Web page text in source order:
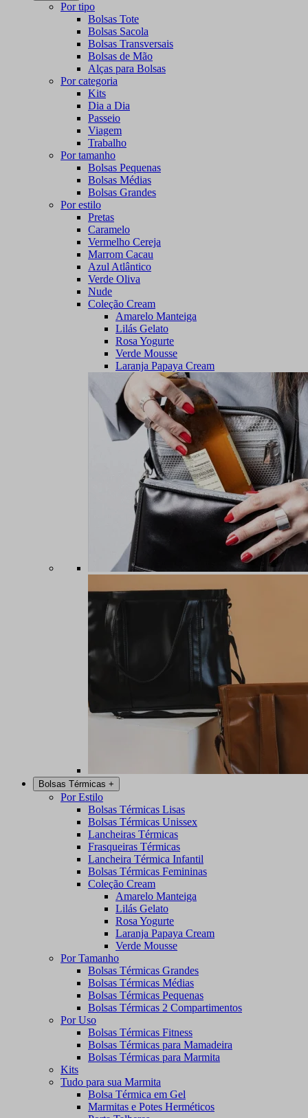
Por tipo
Bolsas Tote
Bolsas Sacola
Bolsas Transversais
Bolsas de Mão
Alças para Bolsas
Por categoria
Kits
Dia a Dia
Passeio
Viagem
Trabalho
Por tamanho
Bolsas Pequenas
Bolsas Médias
Bolsas Grandes
Por estilo
Pretas
Caramelo
Vermelho Cereja
Marrom Cacau
Azul Atlântico
Verde Oliva
Nude
Coleção Cream
Amarelo Manteiga
Lilás Gelato
Rosa Yogurte
Verde Mousse
Laranja Papaya Cream
Bolsas Térmicas +
Por Estilo
Bolsas Térmicas Lisas
Bolsas Térmicas Unissex
Lancheiras Térmicas
Frasqueiras Térmicas
Lancheira Térmica Infantil
Bolsas Térmicas Femininas
Coleção Cream
Amarelo Manteiga
Lilás Gelato
Rosa Yogurte
Laranja Papaya Cream
Verde Mousse
Por Tamanho
Bolsas Térmicas Grandes
Bolsas Térmicas Médias
Bolsas Térmicas Pequenas
Bolsas Térmicas 2 Compartimentos
Por Uso
Bolsas Térmicas Fitness
Bolsas Térmicas para Mamadeira
Bolsas Térmicas para Marmita
Kits
Tudo para sua Marmita
Bolsa Térmica em Gel
Marmitas e Potes Herméticos